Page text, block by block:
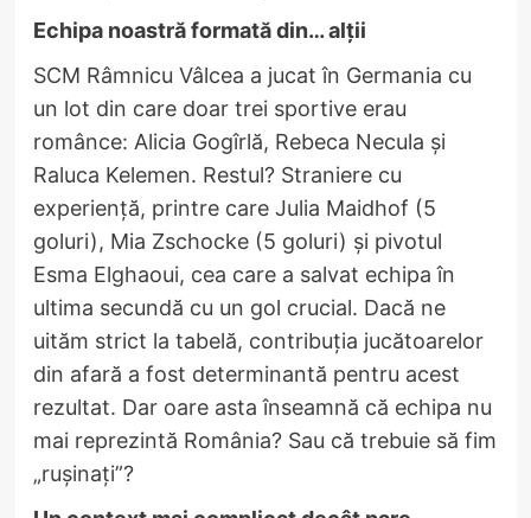
Echipa noastră formată din… alții
SCM Râmnicu Vâlcea a jucat în Germania cu
un lot din care doar trei sportive erau
românce: Alicia Gogîrlă, Rebeca Necula și
Raluca Kelemen. Restul? Straniere cu
experiență, printre care Julia Maidhof (5
goluri), Mia Zschocke (5 goluri) și pivotul
Esma Elghaoui, cea care a salvat echipa în
ultima secundă cu un gol crucial. Dacă ne
uităm strict la tabelă, contribuția jucătoarelor
din afară a fost determinantă pentru acest
rezultat. Dar oare asta înseamnă că echipa nu
mai reprezintă România? Sau că trebuie să fim
„rușinați”?